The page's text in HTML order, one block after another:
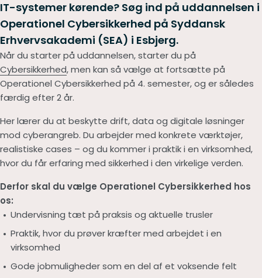
IT-systemer kørende? Søg ind på uddannelsen i
Operationel Cybersikkerhed på Syddansk
Erhvervsakademi (SEA) i Esbjerg.
Når du starter på uddannelsen, starter du på
Cybersikkerhed, men kan så vælge at fortsætte på
Operationel Cybersikkerhed på 4. semester, og er således
færdig efter 2 år.
Her lærer du at beskytte drift, data og digitale løsninger
mod cyberangreb. Du arbejder med konkrete værktøjer,
realistiske cases – og du kommer i praktik i en virksomhed,
hvor du får erfaring med sikkerhed i den virkelige verden.
Derfor skal du vælge Operationel Cybersikkerhed hos
os:
Undervisning tæt på praksis og aktuelle trusler
Praktik, hvor du prøver kræfter med arbejdet i en
virksomhed
Gode jobmuligheder som en del af et voksende felt